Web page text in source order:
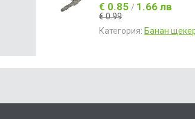
€ 0.85 / 1.66 лв
€ 0.99
Категория: Банан